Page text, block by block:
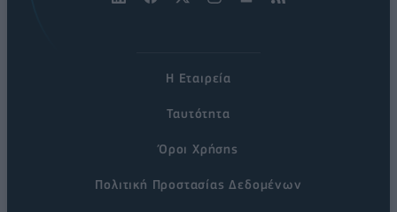
Η Εταιρεία
Ταυτότητα
Όροι Χρήσης
Πολιτική Προστασίας Δεδομένων